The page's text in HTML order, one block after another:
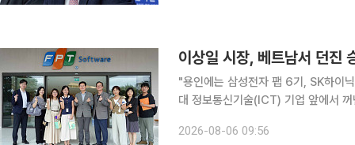
이상일 시장, 베트남서 던진
"용인에는 삼성전자 팹 6기, SK하이닉스 팹 4기가 들어
대 정보통신기술(ICT) 기업 앞에서
리한 FPT 하이테크·반도체 연구개발
2026-08-06 09:56